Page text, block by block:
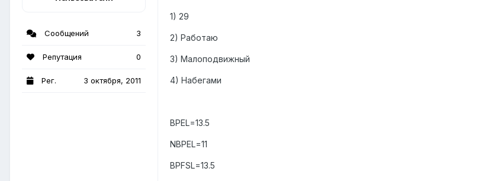
Сообщений 3
Репутация 0
Рег. 3 октября, 2011
1) 29
2) Работаю
3) Малоподвижный
4) Набегами
BPEL=13.5
NBPEL=11
BPFSL=13.5